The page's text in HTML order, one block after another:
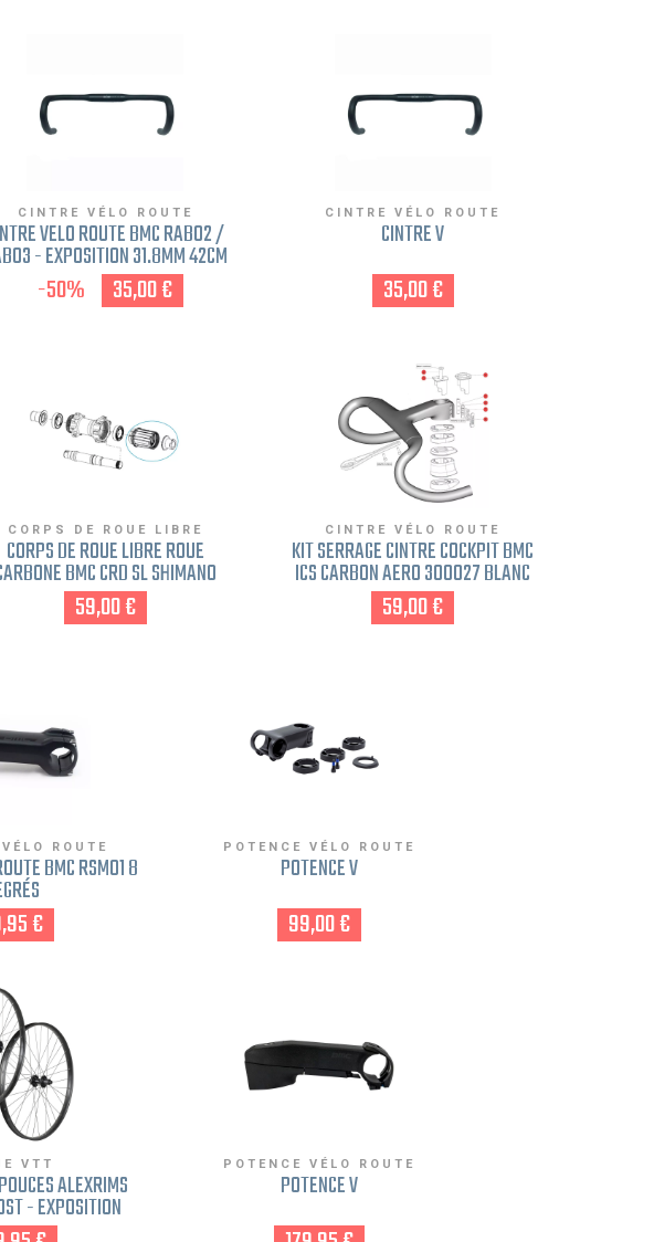
CINTRE VÉLO ROUTE
VÉLO ROUTE BMC RAB02 /
- EXPOSITION 31.8MM 42CM
AXE-AXE ALUMINIUM COMPACT
ROND NOIR
-50% 35,00 €
CINTRE VÉLO ROUTE
CINTRE V
35,00 €
CORPS DE ROUE LIBRE
CORPS DE ROUE LIBRE ROUE
BMC CRD SL SHIMANO
SHIMANO 10-11-12V ET SRAM 10-11V
59,00 €
CINTRE VÉLO ROUTE
KIT SERRAGE CINTRE COCKPIT BMC
ICS CARBON AERO 300027 BLANC
59,00 €
ROUTE
BMC RSM01 8
€
POTENCE VÉLO ROUTE
POTENCE V
99,00 €
VTT
ALEXRIMS
- EXPOSITION
TROUS SHIMANO
POTENCE VÉLO ROUTE
POTENCE V